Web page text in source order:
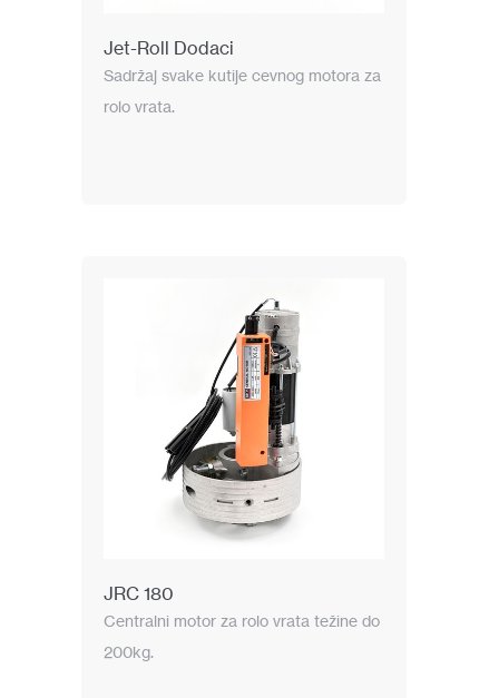
Jet-Roll Dodaci
Sadržaj svake kutije cevnog motora za
rolo vrata.
JRC 180
Centralni motor za rolo vrata težine do
200kg.